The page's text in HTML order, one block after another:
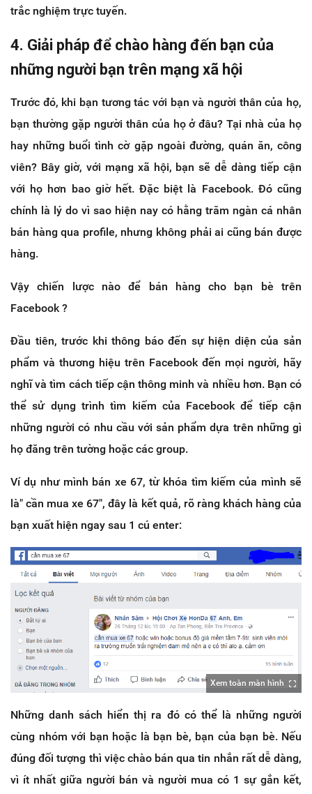
trắc nghiệm trực tuyến.
4. Giải pháp để chào hàng đến bạn của
những người bạn trên mạng xã hội
Trước đó, khi bạn tương tác với bạn và người thân của họ,
bạn thường gặp người thân của họ ở đâu? Tại nhà của họ
hay những buổi tình cờ gặp ngoài đường, quán ăn, công
viên? Bây giờ, với mạng xã hội, bạn sẽ dễ dàng tiếp cận
với họ hơn bao giờ hết. Đặc biệt là Facebook. Đó cũng
chính là lý do vì sao hiện nay có hằng trăm ngàn cá nhân
bán hàng qua profile, nhưng không phải ai cũng bán được
hàng.
Vậy chiến lược nào để bán hàng cho bạn bè trên
Facebook ?
Đầu tiên, trước khi thông báo đến sự hiện diện của sản
phẩm và thương hiệu trên Facebook đến mọi người, hãy
nghĩ và tìm cách tiếp cận thông minh và nhiều hơn. Bạn có
thể sử dụng trình tìm kiếm của Facebook để tiếp cận
những người có nhu cầu với sản phẩm dựa trên những gì
họ đăng trên tường hoặc các group.
Ví dụ như mình bán xe 67, từ khóa tìm kiếm của mình sẽ
là" cần mua xe 67", đây là kết quả, rõ ràng khách hàng của
bạn xuất hiện ngay sau 1 cú enter:
Xem toàn màn hình
Những danh sách hiển thị ra đó có thể là những người
cùng nhóm với bạn hoặc là bạn bè, bạn của bạn bè. Nếu
đúng đối tượng thì việc chào bán qua tin nhắn rất dễ dàng,
vì ít nhất giữa người bán và người mua có 1 sự gắn kết,